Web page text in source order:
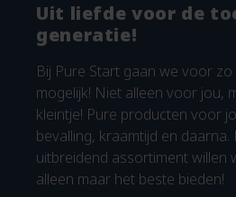
Uit liefde voor de
generatie!
Bij Pure Start gaan we voor
mogelijk! Niet alleen voor jou,
kleintje! Pure producten voor
bevalling, kraamtijd en
uitbreidend assortiment willen
alleen maar het beste bieden!